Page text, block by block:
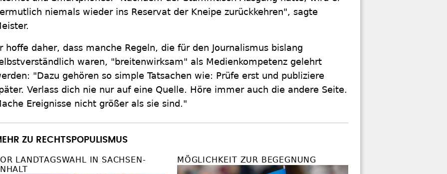
niemals wieder ins Reservat der Kneipe zurückkehren", sagte
hoffe daher, dass manche Regeln, die für den Journalismus bislang
waren, "breitenwirksam" als Medienkompetenz gelehrt
"Dazu gehören so simple Tatsachen wie: Prüfe erst und publiziere
Verlass dich nie nur auf eine Quelle. Höre immer auch die andere Seite.
Ereignisse nicht größer als sie sind."
ZU RECHTSPOPULISMUS
LANDTAGSWAHL IN SACHSEN-
MÖGLICHKEIT ZUR BEGEGNUNG